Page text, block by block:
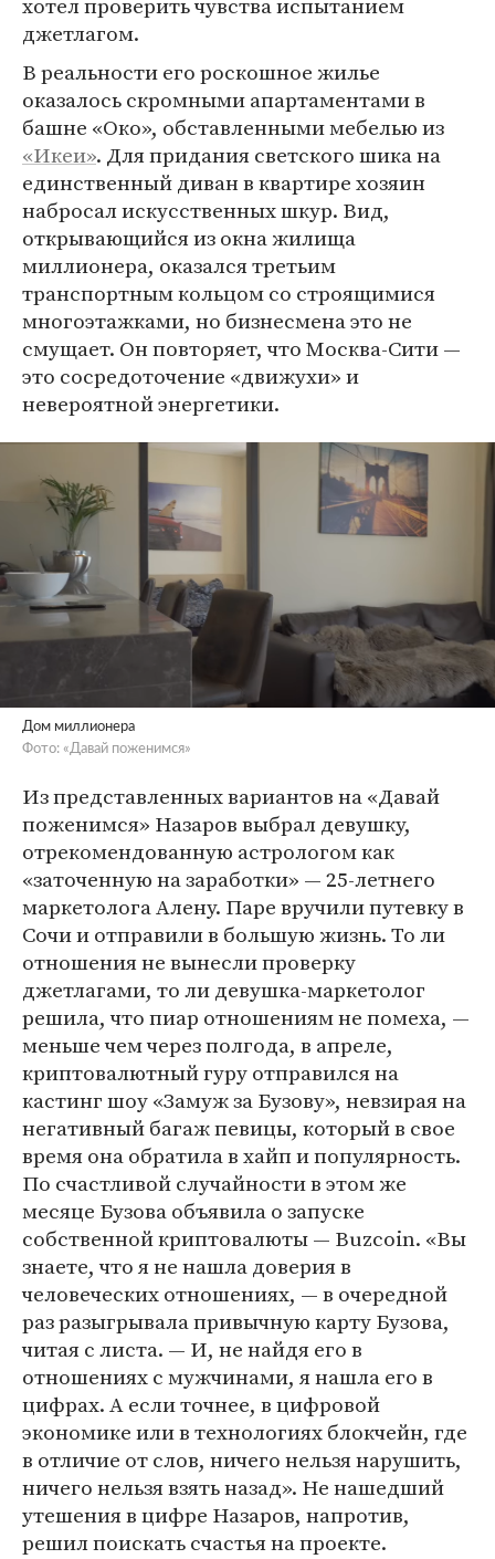
джетлагом.
В реальности его роскошное жилье
оказалось скромными апартаментами в
башне «Око», обставленными мебелью из
«Икеи». Для придания светского шика на
единственный диван в квартире хозяин
набросал искусственных шкур. Вид,
открывающийся из окна жилища
миллионера, оказался третьим
транспортным кольцом со строящимися
многоэтажками, но бизнесмена это не
смущает. Он повторяет, что Москва-Сити —
это сосредоточение «движухи» и
невероятной энергетики.
Дом миллионера
Фото: «Давай поженимся»
Из представленных вариантов на «Давай
поженимся» Назаров выбрал девушку,
отрекомендованную астрологом как
«заточенную на заработки» — 25-летнего
маркетолога Алену. Паре вручили путевку в
Сочи и отправили в большую жизнь. То ли
отношения не вынесли проверку
джетлагами, то ли девушка-маркетолог
решила, что пиар отношениям не помеха, —
меньше чем через полгода, в апреле,
криптовалютный гуру отправился на
кастинг шоу «Замуж за Бузову», невзирая на
негативный багаж певицы, который в свое
время она обратила в хайп и популярность.
По счастливой случайности в этом же
месяце Бузова объявила о запуске
собственной криптовалюты — Buzcoin. «Вы
знаете, что я не нашла доверия в
человеческих отношениях, — в очередной
раз разыгрывала привычную карту Бузова,
читая с листа. — И, не найдя его в
отношениях с мужчинами, я нашла его в
цифрах. А если точнее, в цифровой
экономике или в технологиях блокчейн, где
в отличие от слов, ничего нельзя нарушить,
ничего нельзя взять назад». Не нашедший
утешения в цифре Назаров, напротив,
решил поискать счастья на проекте.